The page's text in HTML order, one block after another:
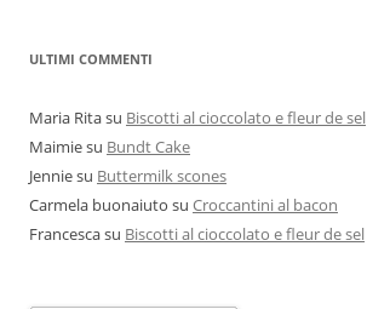
ULTIMI COMMENTI
Maria Ritasu Biscotti al cioccolato e fleur de sel
Maimiesu Bundt Cake
Jenniesu Buttermilk scones
Carmela buonaiuto su Croccantini al bacon
Francescasu Biscotti al cioccolato e fleur de sel